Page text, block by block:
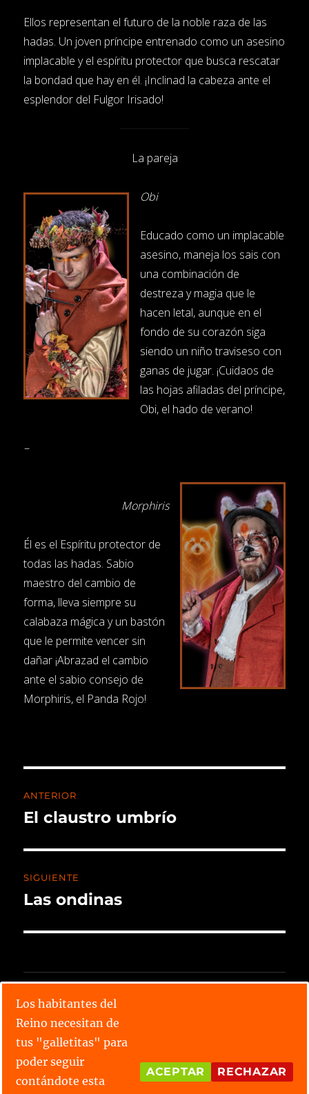
Ellos representan el futuro de la noble raza de las
hadas. Un joven príncipe entrenado como un asesino
implacable y el espíritu protector que busca rescatar
la bondad que hay en él. ¡Inclinad la cabeza ante el
esplendor del Fulgor Irisado!
La pareja
Obi
Educado como un implacable
asesino, maneja los sais con
una combinación de
destreza y magia que le
hacen letal, aunque en el
fondo de su corazón siga
siendo un niño traviseso con
ganas de jugar. ¡Cuidaos de
las hojas afiladas del príncipe,
Obi, el hado de verano!
–
Morphiris
Él es el Espíritu protector de
todas las hadas. Sabio
maestro del cambio de
forma, lleva siempre su
calabaza mágica y un bastón
que le permite vencer sin
dañar ¡Abrazad el cambio
ante el sabio consejo de
Morphiris, el Panda Rojo!
ANTERIOR
El claustro umbrío
SIGUIENTE
Las ondinas
Lee todos los relatos
Conoce las parejas
Los habitantes del
Reino necesitan de
tus "galletitas" para
poder seguir
contándote esta
ACEPTAR RECHAZAR